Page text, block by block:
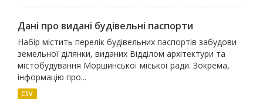
Дані про видані будівельні паспорти
Набір містить перелік будівельних паспортів забудови
земельної ділянки, виданих Відділом архітектури та
містобудування Моршинської міської ради. Зокрема,
інформацію про...
CSV